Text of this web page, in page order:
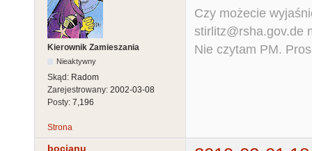
Kierownik Zamieszania
Nieaktywny
Skąd: Radom
Zarejestrowany: 2002-03-08
Posty: 7,196
Czy możecie
stirlitz@rsha.gov.de
Nie czytam PM.
Strona
bocianu